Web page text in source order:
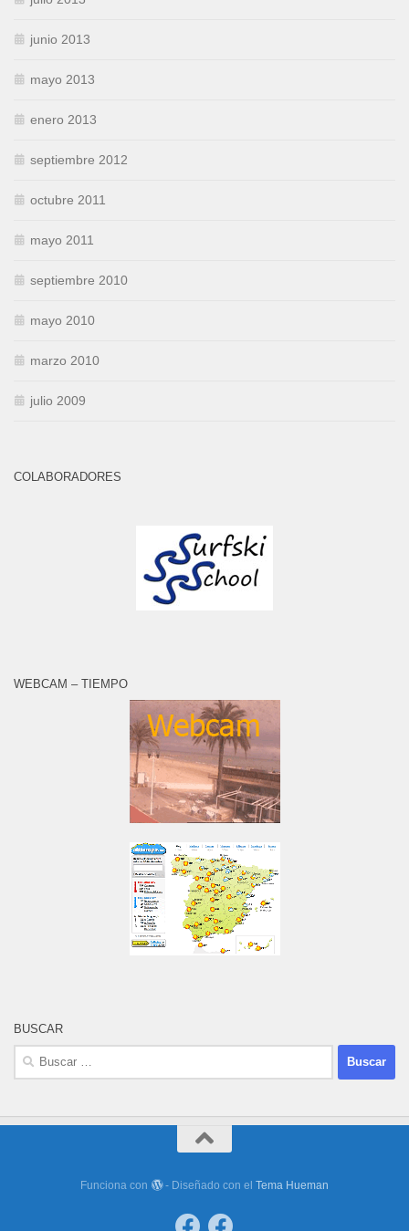
junio 2013
mayo 2013
enero 2013
septiembre 2012
octubre 2011
mayo 2011
septiembre 2010
mayo 2010
marzo 2010
julio 2009
COLABORADORES
WEBCAM – TIEMPO
BUSCAR
Buscar:
Funciona con - Diseñado con el Tema Hueman